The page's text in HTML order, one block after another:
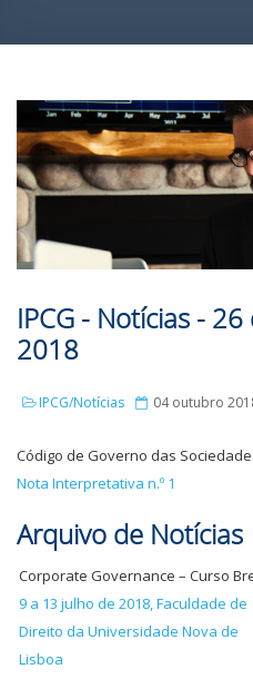
IPCG - Notícias -
2018
IPCG/Notícias 04 outubro
Código de Governo das
Nota Interpretativa n.º 1
Arquivo de Notícias
Corporate Governance – Curso
9 a 13 julho de 2018, Faculdade de
Direito da Universidade Nova de
Lisboa